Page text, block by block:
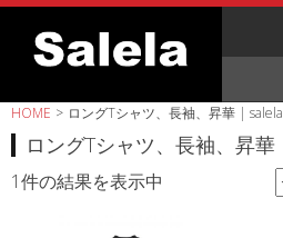
Skip
content
HOME > ロングTシャツ、長袖、昇華 | salela
ロングTシャツ、長袖、昇華
1件の結果を表示中